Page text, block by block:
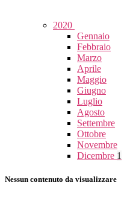
2020
Gennaio
Febbraio
Marzo
Aprile
Maggio
Giugno
Luglio
Agosto
Settembre
Ottobre
Novembre
Dicembre 1
Nessun contenuto da visualizzare